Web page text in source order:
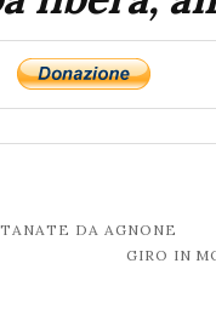
DA AGNONE
GIRO IN